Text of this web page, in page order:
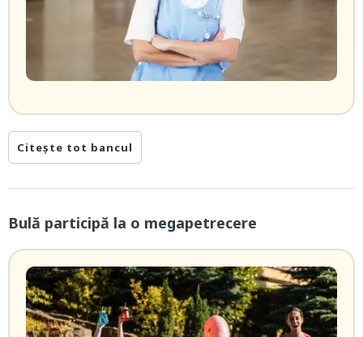
Citește tot bancul
Bulă participă la o megapetrecere